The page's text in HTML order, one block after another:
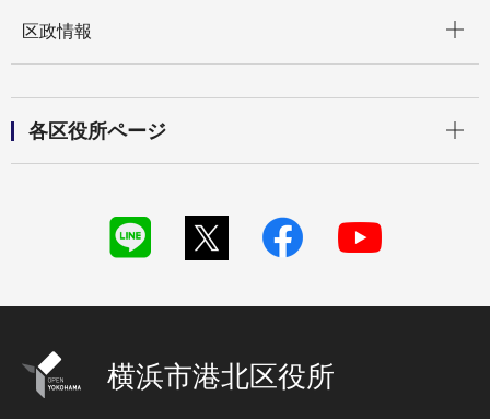
区政情報
各区役所ページ
横浜市港北区役所